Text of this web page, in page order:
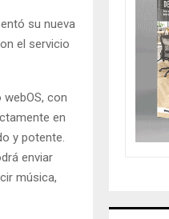
su nueva
el servicio
con
en
y potente.
enviar
música,